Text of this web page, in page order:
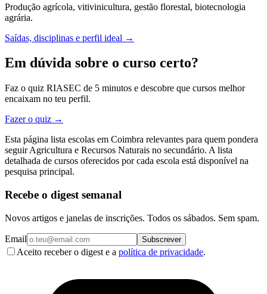
Produção agrícola, vitivinicultura, gestão florestal, biotecnologia
agrária.
Saídas, disciplinas e perfil ideal →
Em dúvida sobre o curso certo?
Faz o quiz RIASEC de 5 minutos e descobre que cursos melhor
encaixam no teu perfil.
Fazer o quiz →
Esta página lista escolas em Coimbra relevantes para quem pondera
seguir Agricultura e Recursos Naturais no secundário. A lista
detalhada de cursos oferecidos por cada escola está disponível na
pesquisa principal.
Recebe o digest semanal
Novos artigos e janelas de inscrições. Todos os sábados. Sem spam.
Email Subscrever
Aceito receber o digest e a política de privacidade.